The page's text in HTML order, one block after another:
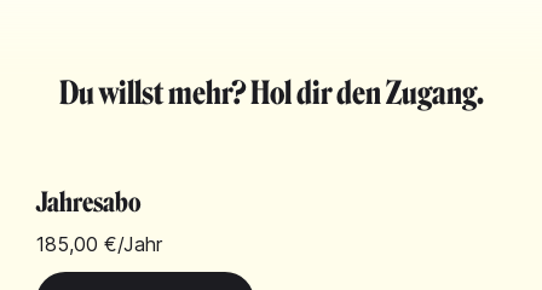
Du willst mehr? Hol dir den Zugang.
Jahresabo
185,00 €/Jahr